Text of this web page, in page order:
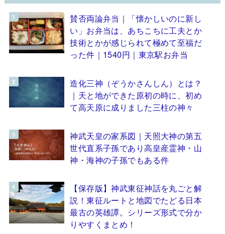
賛否両論弁当｜「懐かしいのに新し
い」お弁当は、あちこちに工夫とか
技術とかが感じられて極めて至福だ
った件｜1540円｜東京駅お弁当
造化三神（ぞうかさんしん）とは？
｜天と地ができた原初の時に、初め
て高天原に成りました三柱の神々
神武天皇の家系図｜天照大神の第五
世代直系子孫であり高皇産霊神・山
神・海神の子孫でもある件
【保存版】神武東征神話を丸ごと解
説！東征ルートと地図でたどる日本
最古の英雄譚。シリーズ形式で分か
りやすくまとめ！